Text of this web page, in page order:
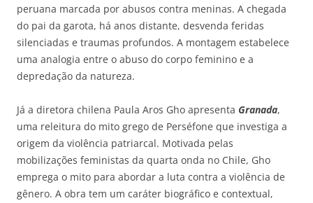
peruana marcada por abusos contra meninas. A chegada
do pai da garota, há anos distante, desvenda feridas
silenciadas e traumas profundos. A montagem estabelece
uma analogia entre o abuso do corpo feminino e a
depredação da natureza.
Já a diretora chilena Paula Aros Gho apresenta Granada,
uma releitura do mito grego de Perséfone que investiga a
origem da violência patriarcal. Motivada pelas
mobilizações feministas da quarta onda no Chile, Gho
emprega o mito para abordar a luta contra a violência de
gênero. A obra tem um caráter biográfico e contextual,